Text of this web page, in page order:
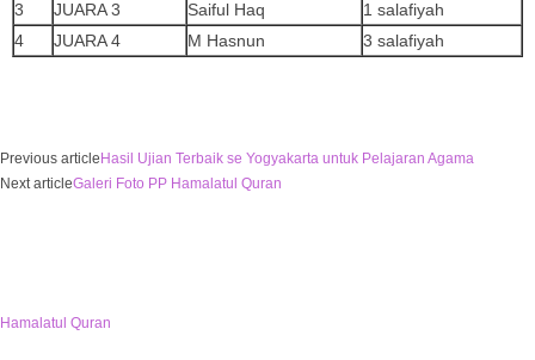
3 JUARA 3 Saiful Haq
1 salafiyah
4
JUARA 4 M Hasnun 3 salafiyah
Previous article Hasil Ujian Terbaik se Yogyakarta untuk Pelajaran Agama
Next articleGaleri Foto PP Hamalatul Quran
Hamalatul Quran